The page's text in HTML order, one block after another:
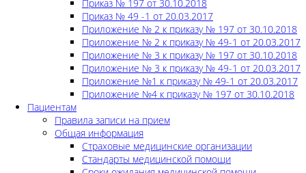
Приказ № 197 от 30.10.2018
Приказ № 49 -1 от 20.03.2017
Приложение № 2 к приказу № 197 от 30.10.2018
Приложение № 2 к приказу № 49-1 от 20.03.2017
Приложение № 3 к приказу № 197 от 30.10.2018
Приложение № 3 к приказу № 49-1 от 20.03.2017
Приложение №1 к приказу № 49-1 от 20.03.2017
Приложение №4 к приказу № 197 от 30.10.2018
Пациентам
Правила записи на прием
Общая информация
Страховые медицинские организации
Стандарты медицинской помощи